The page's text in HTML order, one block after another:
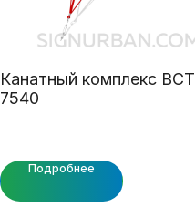
Канатный комплекс ВСТ
7540
Подробнее